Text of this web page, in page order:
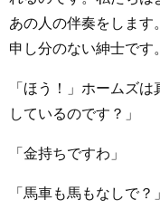
あの人の伴奏をします
申し分のない紳士です
「ほう！」ホームズ
しているのです？」
「金持ちですわ」
「馬車も馬もなしで？」